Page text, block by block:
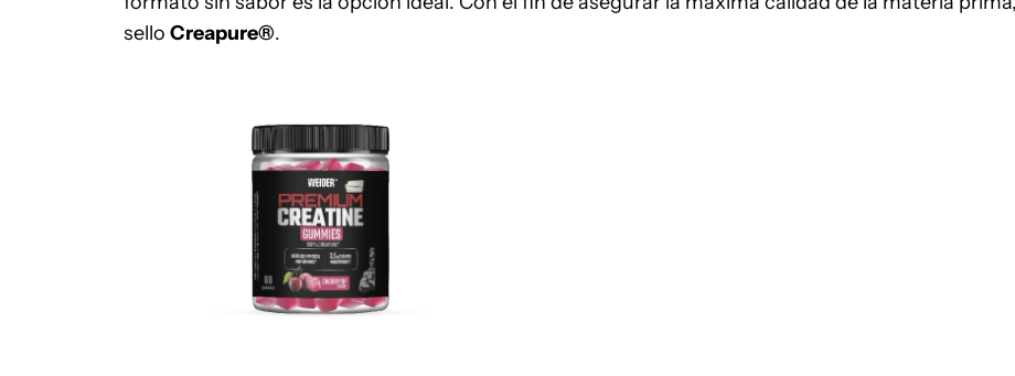
sello Creapure®.